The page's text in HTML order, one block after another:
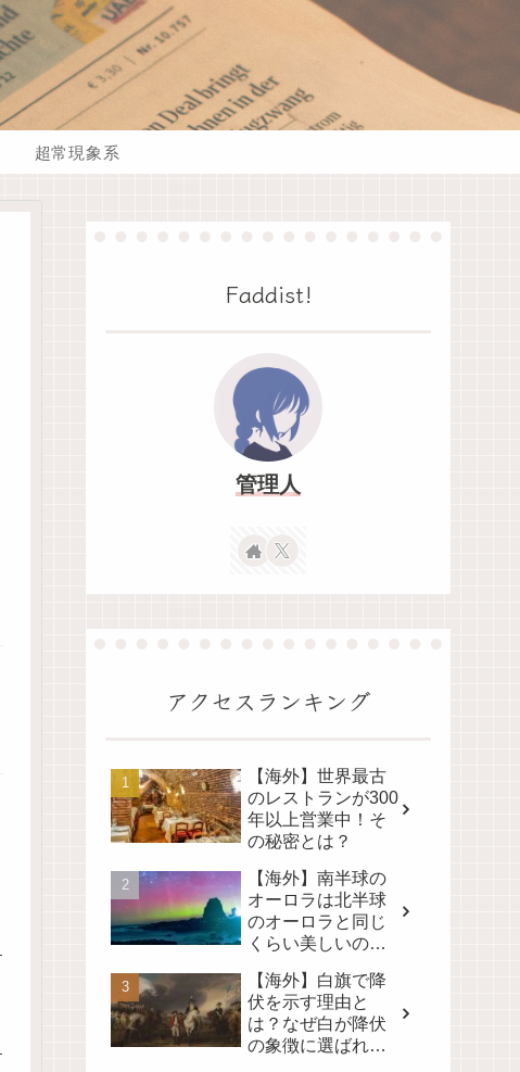
超常現象系
Faddist!
管理人
アクセスランキング
【海外】世界最古
のレストランが300
年以上営業中！そ
の秘密とは？
【海外】南半球の
オーロラは北半球
のオーロラと同じ
くらい美しいの
る！
【海外】白旗で降
伏を示す理由と
は？なぜ白が降伏
の象徴に選ばれた